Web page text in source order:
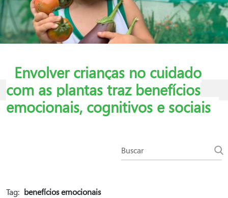
Envolver crianças no cuidado
com as plantas traz benefícios
emocionais, cognitivos e sociais
Tag: benefícios emocionais